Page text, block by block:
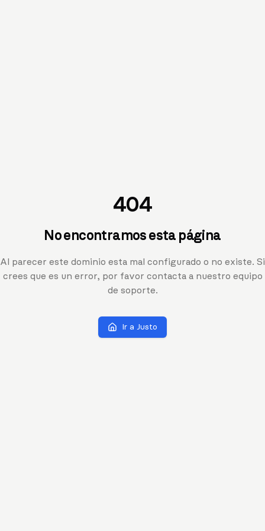
404
No encontramos esta página
Al parecer este dominio esta mal configurado o no existe. Si
crees que es un error, por favor contacta a nuestro equipo
de soporte.
Ir a Justo